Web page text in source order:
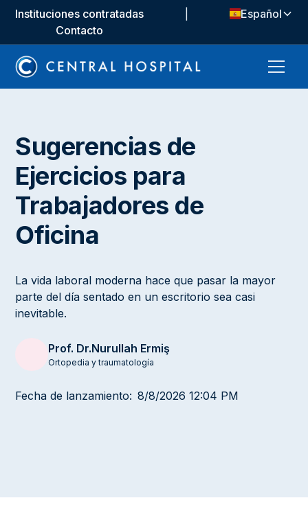
Instituciones contratadas
Contacto
Español
Sugerencias de
Ejercicios para
Trabajadores de
Oficina‍
La vida laboral moderna hace que pasar la mayor
parte del día sentado en un escritorio sea casi
inevitable.
Prof. Dr.Nurullah Ermiş
Ortopedia y traumatología
Fecha de lanzamiento: 8/8/2026 12:04 PM